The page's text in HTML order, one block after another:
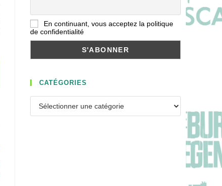
En continuant, vous acceptez la politique
de confidentialité
CATÉGORIES